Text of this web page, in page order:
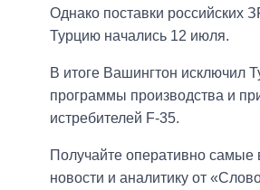
Однако поставки российских
Турцию начались 12 июля.
В итоге Вашингтон исключил
программы производства и
истребителей F-35.
Получайте оперативно
новости и аналитику от